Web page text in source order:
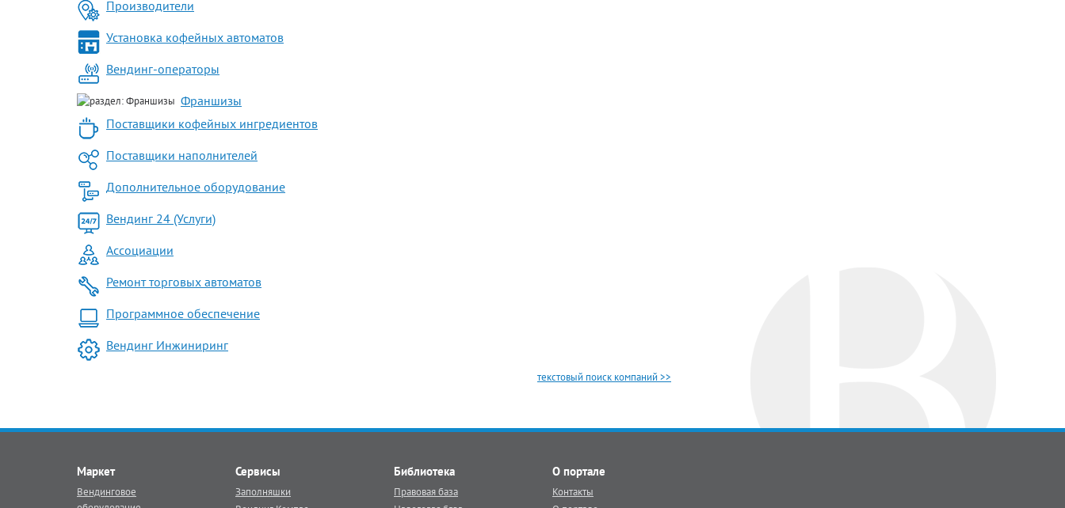
Производители
Установка кофейных автоматов
Вендинг-операторы
Франшизы
Поставщики кофейных ингредиентов
Поставщики наполнителей
Дополнительное оборудование
Вендинг 24 (Услуги)
Ассоциации
Ремонт торговых автоматов
Программное обеспечение
Вендинг Инжиниринг
текстовый поиск компаний >>
Маркет
Вендинговое
Сервисы
Заполняшки
Библиотека
Правовая база
О портале
Контакты